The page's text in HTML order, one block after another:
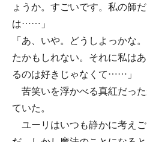
ょうか。すごいです。私の師
は……」
「あ、いや。どうしよっかな
たかもしれない。それに私は
るのは好きじゃなくて……」
苦笑いを浮かべる真紅だっ
ていた。
ユーリはいつも静かに考え